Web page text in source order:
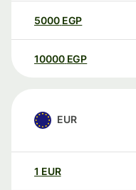
5000 EGP
10000 EGP
EUR
1 EUR